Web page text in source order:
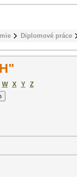
Diplomové práce
W X Y
Z